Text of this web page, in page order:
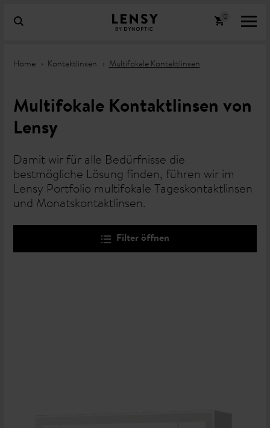
Home Kontaktlinsen Multifokale Kontaktlinsen
Multifokale Kontaktlinsen von
Lensy
Damit wir für alle Bedürfnisse die
bestmögliche Lösung finden, führen wir im
Lensy Portfolio multifokale Tageskontaktlinsen
und Monatskontaktlinsen.
Filter öffnen